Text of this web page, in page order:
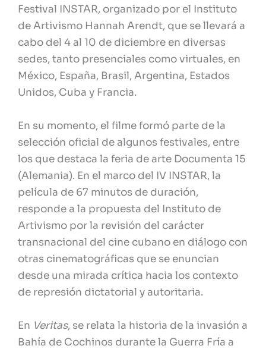
Festival INSTAR, organizado por el Instituto
de Artivismo Hannah Arendt, que se llevará a
cabo del 4 al 10 de diciembre en diversas
sedes, tanto presenciales como virtuales, en
México, España, Brasil, Argentina, Estados
Unidos, Cuba y Francia.
En su momento, el filme formó parte de la
selección oficial de algunos festivales, entre
los que destaca la feria de arte Documenta 15
(Alemania). En el marco del IV INSTAR, la
película de 67 minutos de duración,
responde a la propuesta del Instituto de
Artivismo por la revisión del carácter
transnacional del cine cubano en diálogo con
otras cinematográficas que se enuncian
desde una mirada crítica hacia los contexto
de represión dictatorial y autoritaria.
En Veritas, se relata la historia de la invasión a
Bahía de Cochinos durante la Guerra Fría a